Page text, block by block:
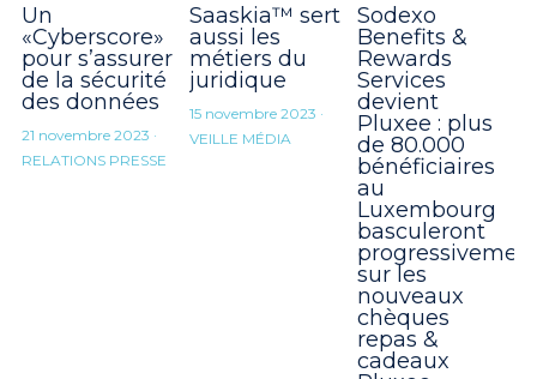
Un
«Cyberscore»
pour s’assurer
de la sécurité
des données
21 novembre 2023 ·
RELATIONS PRESSE
Saaskia™️ sert
aussi les
métiers du
juridique
15 novembre 2023 ·
VEILLE MÉDIA
Sodexo
Benefits &
Rewards
Services
devient
Pluxee : plus
de 80.000
bénéficiaires
au
Luxembourg
basculeront
sur les
nouveaux
chèques
repas &
cadeaux